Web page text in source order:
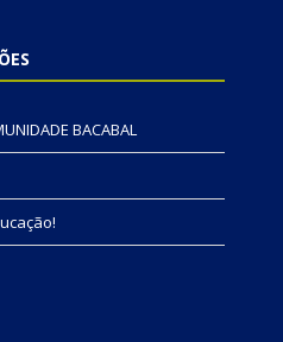
BACABAL